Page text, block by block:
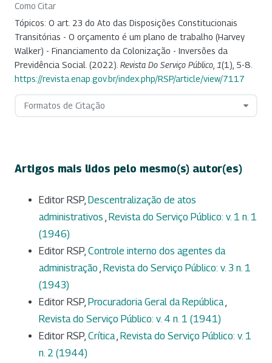
Como Citar
Tópicos: O art. 23 do Ato das Disposições Constitucionais
Transitórias - O orçamento é um plano de trabalho (Harvey
Walker) - Financiamento da Colonização - Inversões da
Previdência Social. (2022). Revista Do Serviço Público 1(1), 5-8.
https://revista.enap.gov.br/index.php/RSP/article/view/7117
Formatos de Citação
Artigos mais lidos pelo mesmo(s) autor(es)
Editor RSP, Descentralização de atos
administrativos , Revista do Serviço Público: v. 1 n. 1
(1946)
Editor RSP, Controle interno dos agentes da
administração , Revista do Serviço Público: v. 3 n. 1
(1943)
Editor RSP, Procuradoria Geral da República,
Revista do Serviço Público: v. 4 n. 1 (1941)
Editor RSP, Crítica, Revista do Serviço Público: v. 1
n. 2 (1944)